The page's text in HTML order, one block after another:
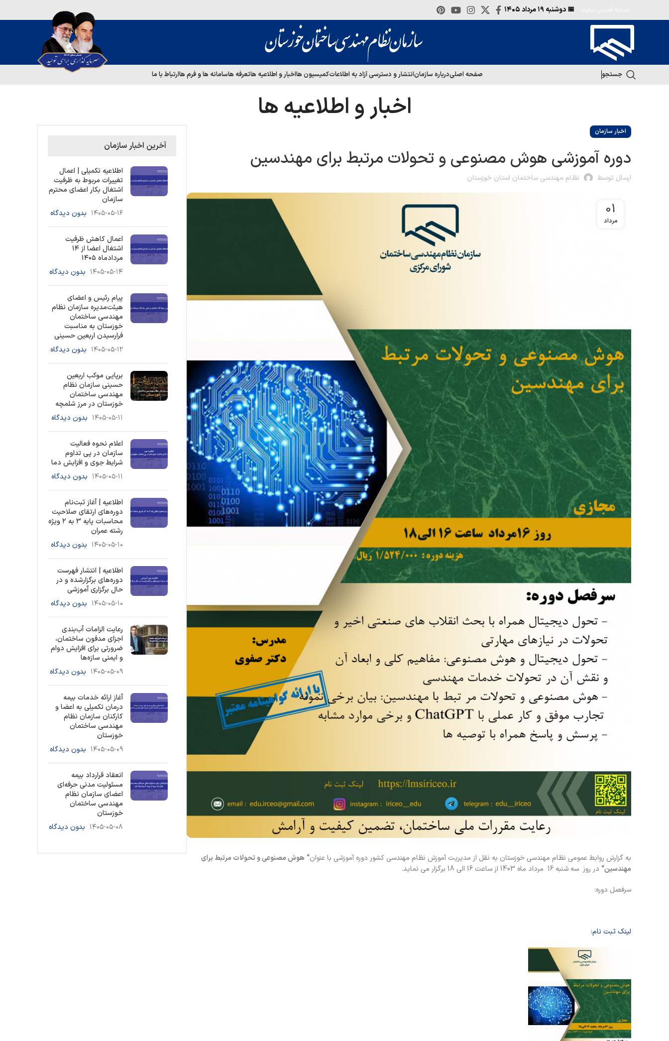
📅 دوشنبه
جستجو صفحه اصلیدرباره سازمانانتشار و دسترسی آزاد به اطلاعاتکمیسیون هااخبار و اطلاعیه هاتعرفه هاسامانه ها و فرم هاارتباط با ما
اخبار و اطلاعیه ها
اخبار سازمان
دوره آموزشی هوش مصنوعی و تحولات مرتبط برای مهندسین
ارسال توسط نظام مهندسی ساختمان استان خوزستان
01
مرداد
به گزارش روابط عمومی نظام مهندسی خوزستان به نقل از مدیریت آموزش نظام مهندسی کشور دوره آموزشی با عنوان“ هوش مصنوعی و تحولات مرتبط برای
مهندسین“ در روز سه شنبه 16 مرداد ماه 1403 از ساعت 16 الی 18 برگزار می نماید.
سرفصل دوره:
لینک ثبت نام:
آخرین اخبار سازمان
اطلاعیه تکمیلی | اعمال
تغییرات مربوط به ظرفیت
اشتغال بکار اعضای محترم
سازمان
۱۴۰۵-۰۵-۱۶ بدون دیدگاه
اعمال کاهش ظرفیت
اشتغال اعضا از ۱۴
مردادماه ۱۴۰۵
۱۴۰۵-۰۵-۱۴ بدون دیدگاه
پیام رئیس و اعضای
هیئت‌مدیره سازمان نظام
مهندسی ساختمان
خوزستان به مناسبت
فرارسیدن اربعین حسینی
۱۴۰۵-۰۵-۱۲ بدون دیدگاه
برپایی موکب اربعین
حسینی سازمان نظام
مهندسی ساختمان
خوزستان در مرز شلمچه
۱۴۰۵-۰۵-۱۱ بدون دیدگاه
اعلام نحوه فعالیت
سازمان در پی تداوم
شرایط جوی و افزایش دما
۱۴۰۵-۰۵-۱۱ بدون دیدگاه
اطلاعیه | آغاز ثبت‌نام
دوره‌های ارتقای صلاحیت
محاسبات پایه 3 به ۲ ویژه
رشته عمران
۱۴۰۵-۰۵-۱۰ بدون دیدگاه
اطلاعیه | انتشار فهرست
دوره‌های برگزارشده و در
حال برگزاری آموزشی
۱۴۰۵-۰۵-۱۰ بدون دیدگاه
رعایت الزامات آب‌بندی
اجزای مدفون ساختمان،
ضرورتی برای افزایش دوام
و ایمنی سازه‌ها
۱۴۰۵-۰۵-۰۹ بدون دیدگاه
آغاز ارائه خدمات بیمه
درمان تکمیلی به اعضا و
کارکنان سازمان نظام
مهندسی ساختمان
خوزستان
۱۴۰۵-۰۵-۰۹ بدون دیدگاه
انعقاد قرارداد بیمه
مسئولیت مدنی حرفه‌ای
اعضای سازمان نظام
مهندسی ساختمان
خوزستان
۱۴۰۵-۰۵-۰۸ بدون دیدگاه